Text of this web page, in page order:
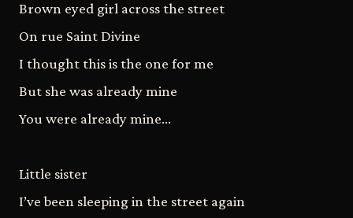
Brown eyed girl across the street
On rue Saint Divine
I thought this is the one for me
But she was already mine
You were already mine…
Little sister
I’ve been sleeping in the street again